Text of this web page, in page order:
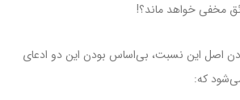
مخفی خواهد ماند؟!
اصل این نسبت، بی‌اساس بودن این دو ادعای
که: